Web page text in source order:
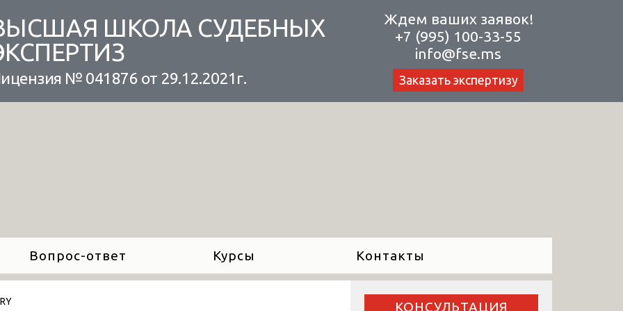
ШКОЛА СУДЕБНЫХ
№ 041876 от 29.12.2021г.
Ждем ваших заявок!
+7 (995) 100-33-55
info@fse.ms
Заказать экспертизу
Вопрос-ответ Курсы Контакты
КОНСУЛЬТАЦИЯ